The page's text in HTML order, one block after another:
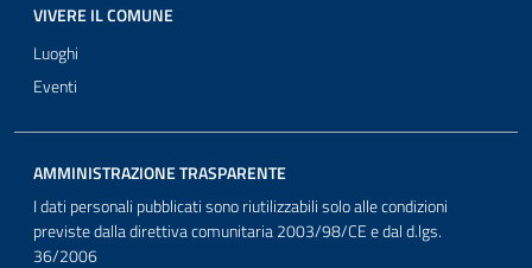
VIVERE IL COMUNE
Luoghi
Eventi
AMMINISTRAZIONE TRASPARENTE
I dati personali pubblicati sono riutilizzabili solo alle condizioni
previste dalla direttiva comunitaria 2003/98/CE e dal d.lgs.
36/2006